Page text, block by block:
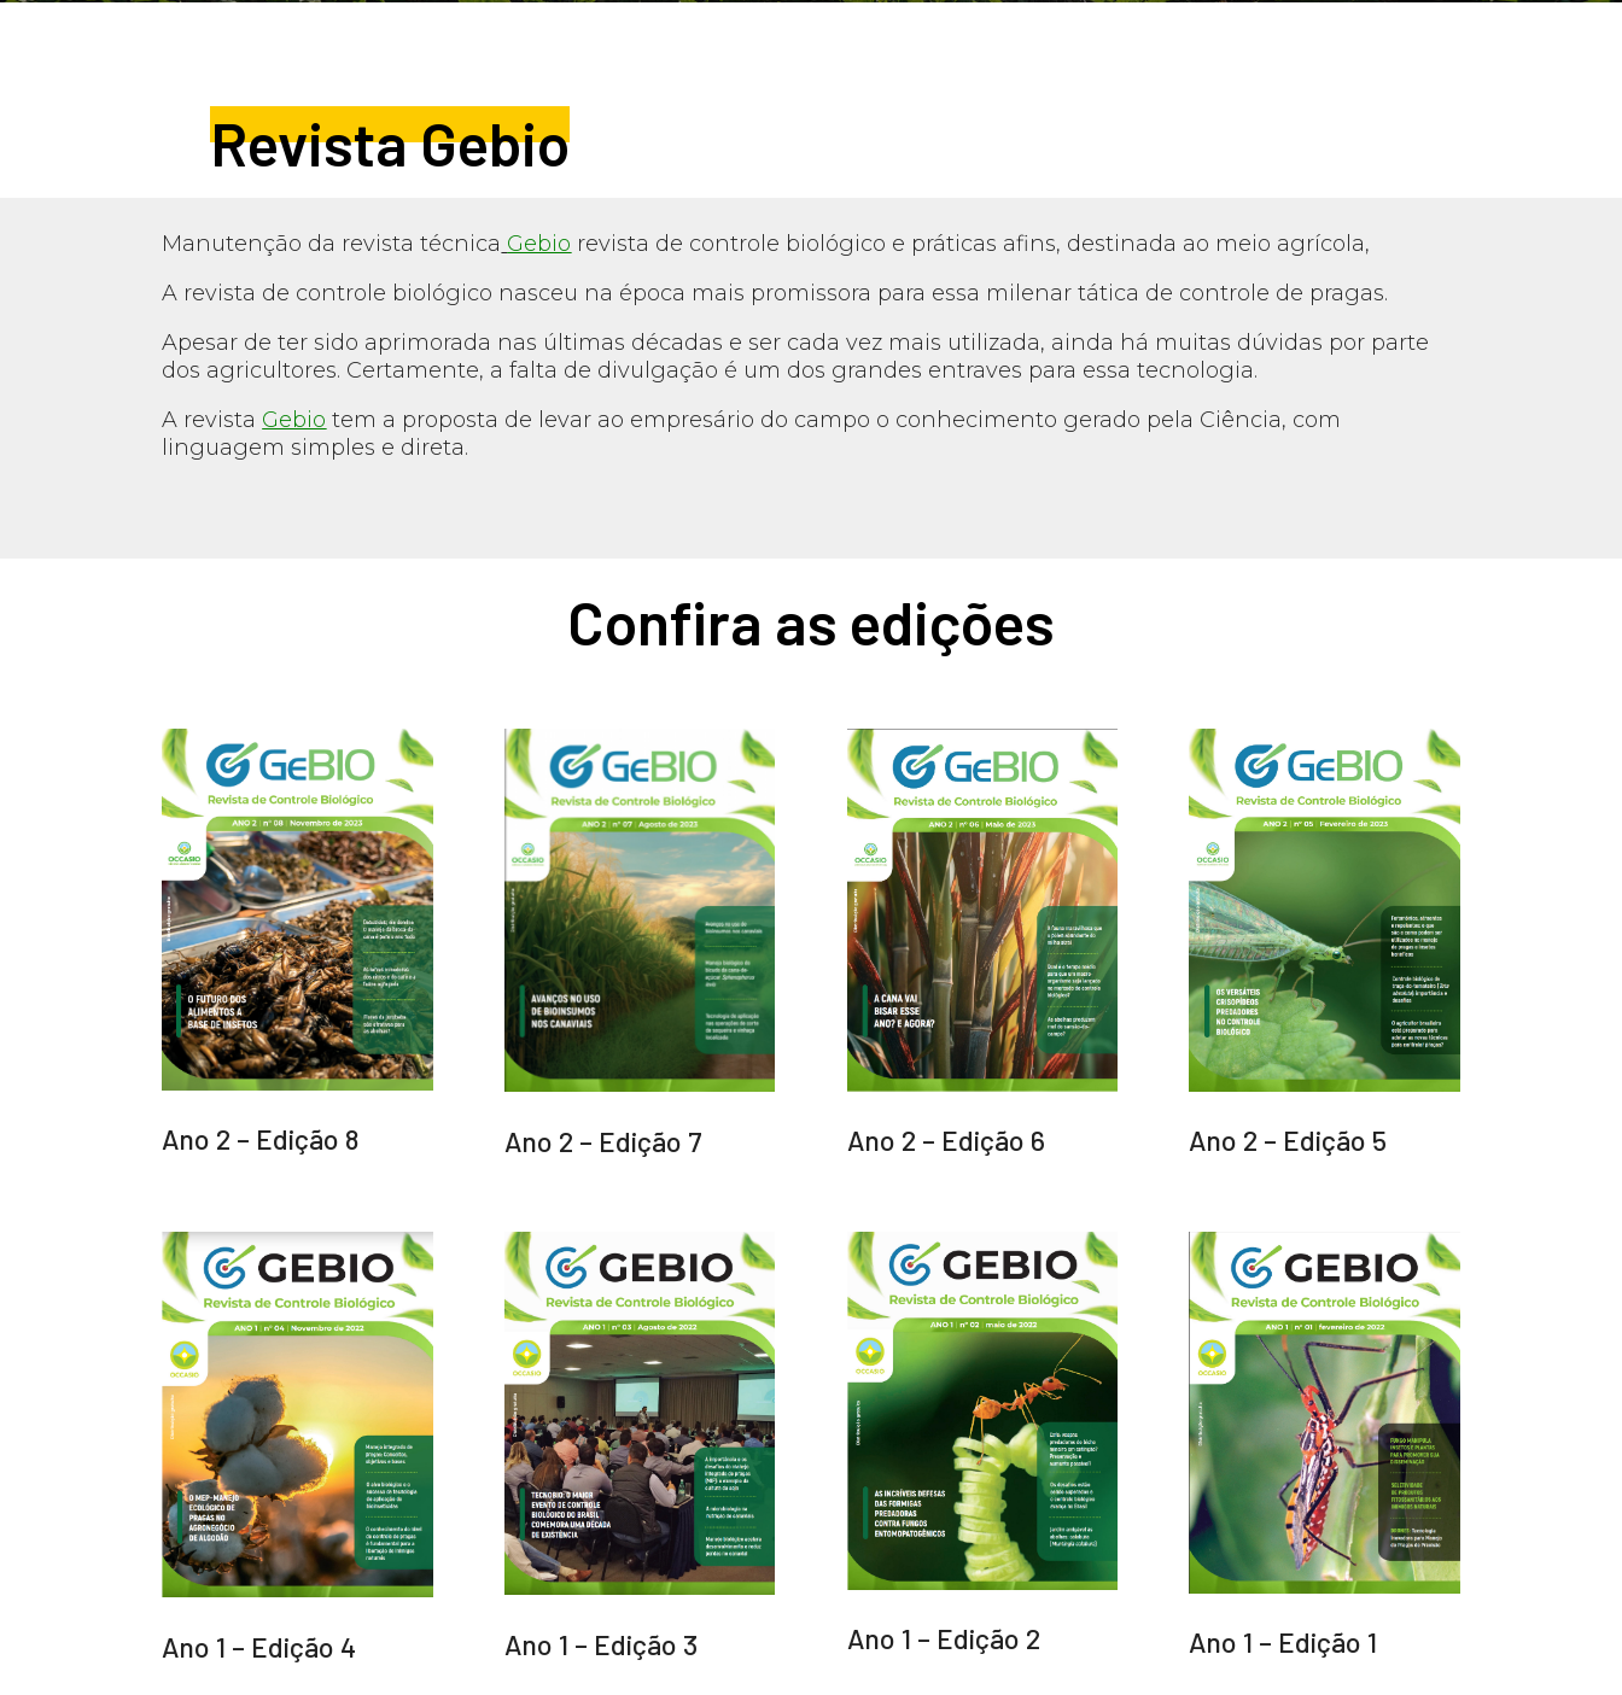
Revista Gebio
Manutenção da revista técnica Gebio revista de controle biológico e práticas afins, destinada ao meio agrícola,
A revista de controle biológico nasceu na época mais promissora para essa milenar tática de controle de pragas.
Apesar de ter sido aprimorada nas últimas décadas e ser cada vez mais utilizada, ainda há muitas dúvidas por parte
dos agricultores. Certamente, a falta de divulgação é um dos grandes entraves para essa tecnologia.
A revista Gebio tem a proposta de levar ao empresário do campo o conhecimento gerado pela Ciência, com
linguagem simples e direta.
Confira as edições
Ano 2 – Edição 8 Ano 2 – Edição 7 Ano 2 – Edição 6 Ano 2 – Edição 5
Ano 1 – Edição 4 Ano 1 – Edição 3 Ano 1 – Edição 2 Ano 1 – Edição 1